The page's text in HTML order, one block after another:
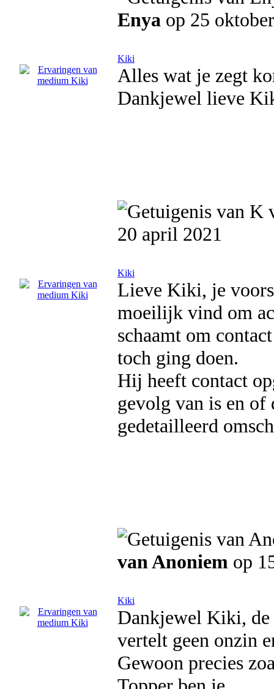
Enya op 25
Kiki
Alles wat je zegt
Dankjewel lieve
20 april 2021
Kiki
Lieve Kiki, je
moeilijk vind om
schaamt om
toch ging doen.
Hij heeft contact
gevolg van is en of
gedetailleerd
van Anoniem op
Kiki
Dankjewel Kiki, de
vertelt geen onzin
Gewoon precies